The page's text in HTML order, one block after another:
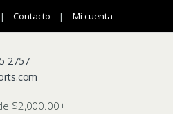
Contacto Mi cuenta
$2,000.00+
2757